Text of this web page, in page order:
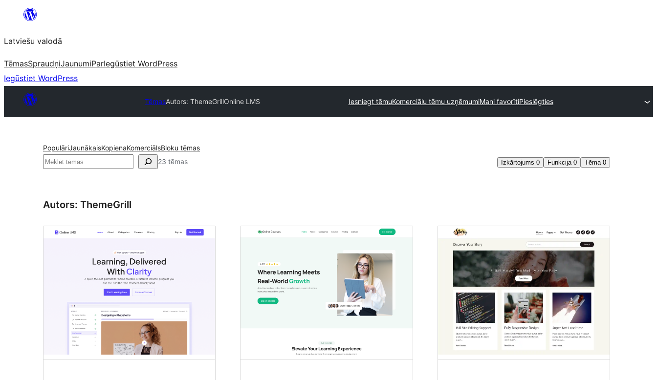
Pāriet
saturu
Latviešu valodā
TēmasSpraudņiJaunumiParIegūstiet WordPress
Iegūstiet WordPress
TēmasAutors: ThemeGrillOnline LMS Iesniegt tēmuKomerciālu tēmu uzņēmumiMani favorītiPieslēgties
PopulāriJaunākaisKopienaKomerciālsBloku tēmas
Meklēt 23 tēmas Izkārtojums 0 Funkcija 0 Tēma 0
Autors: ThemeGrill